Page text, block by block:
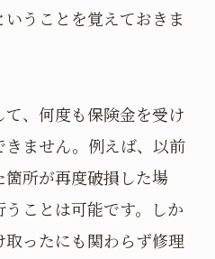
うことを覚えておきま
、何度も保険金を受け
ません。例えば、以前
所が再度破損した場
ことは可能です。しか
ったにも関わらず修理